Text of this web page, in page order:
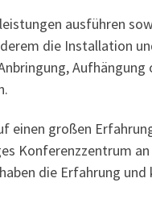
ausführen
die Installation
einen großen
Konferenzzentrum
die Erfahrung